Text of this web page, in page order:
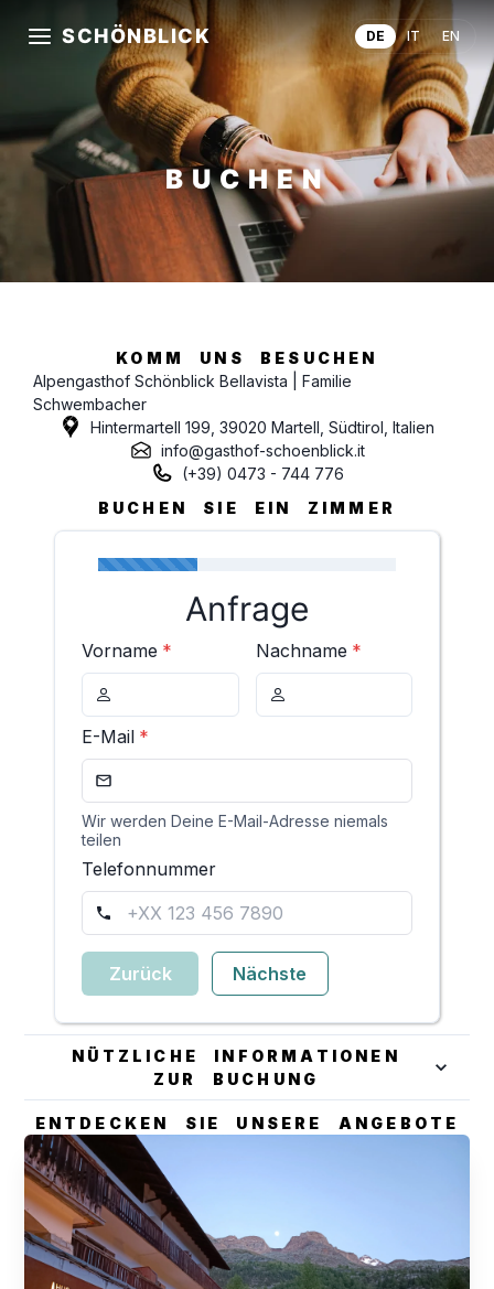
SCHÖNBLICK DE IT EN
BUCHEN
KOMM UNS BESUCHEN
Alpengasthof Schönblick Bellavista | Familie
Schwembacher
Hintermartell 199, 39020 Martell, Südtirol, Italien
info@gasthof-schoenblick.it
(+39) 0473 - 744 776
BUCHEN SIE EIN ZIMMER
Anfrage
Vorname * Nachname *
E-Mail *
Wir werden Deine E-Mail-Adresse niemals
teilen
Telefonnummer
Zurück Nächste
NÜTZLICHE INFORMATIONEN
ZUR BUCHUNG
ENTDECKEN SIE UNSERE ANGEBOTE